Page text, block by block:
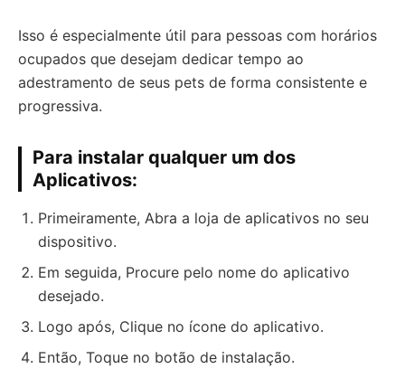
Isso é especialmente útil para pessoas com horários
ocupados que desejam dedicar tempo ao
adestramento de seus pets de forma consistente e
progressiva.
Para instalar qualquer um dos
Aplicativos:
Primeiramente, Abra a loja de aplicativos no seu
dispositivo.
Em seguida, Procure pelo nome do aplicativo
desejado.
Logo após, Clique no ícone do aplicativo.
Então, Toque no botão de instalação.